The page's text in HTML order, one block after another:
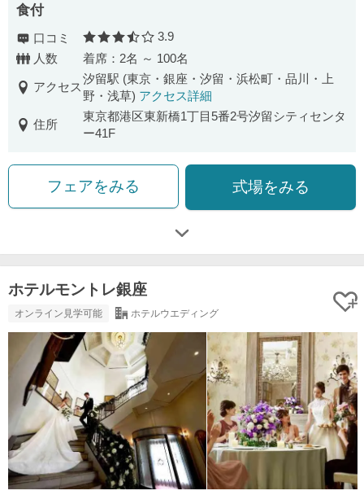
食付
口コミ 口コミ評価
3.9
人数
着席：2名 ～ 100名
アクセス
汐留駅 (東京・銀座・汐留・浜松町・品川・上
野・浅草) アクセス詳細
住所
東京都港区東新橋1丁目5番2号汐留シティセンタ
ー41F
フェアをみる 式場をみる
ホテルモントレ銀座
オンライン見学可能 ホテルウエディング